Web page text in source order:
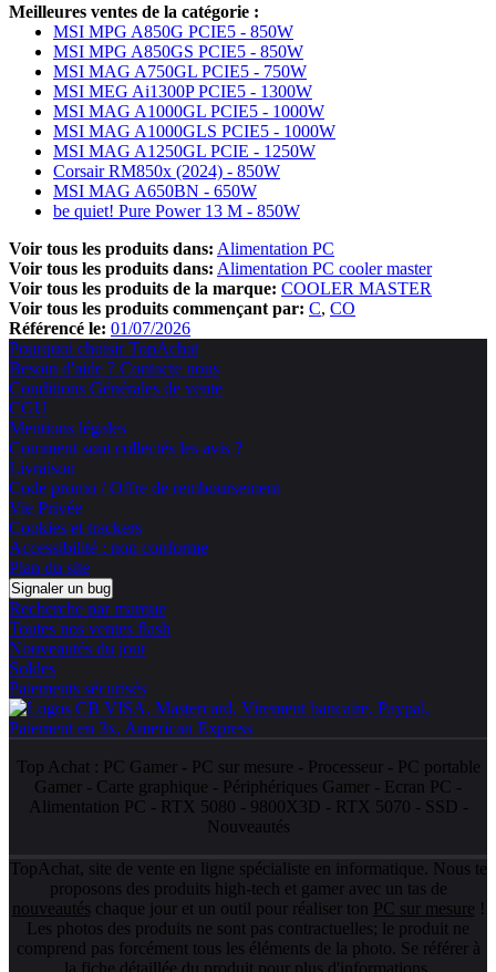
Meilleures ventes de la catégorie :
MSI MPG A850G PCIE5 - 850W
MSI MPG A850GS PCIE5 - 850W
MSI MAG A750GL PCIE5 - 750W
MSI MEG Ai1300P PCIE5 - 1300W
MSI MAG A1000GL PCIE5 - 1000W
MSI MAG A1000GLS PCIE5 - 1000W
MSI MAG A1250GL PCIE - 1250W
Corsair RM850x (2024) - 850W
MSI MAG A650BN - 650W
be quiet! Pure Power 13 M - 850W
Voir tous les produits dans: Alimentation PC
Voir tous les produits dans: Alimentation PC cooler master
Voir tous les produits de la marque: COOLER MASTER
Voir tous les produits commençant par: C CO
Référencé le: 01/07/2026
Pourquoi choisir TopAchat
Besoin d'aide ? Contacte nous
Conditions Générales de vente
CGU
Mentions légales
Comment sont collectés les avis ?
Livraison
Code promo / Offre de remboursement
Vie Privée
Cookies et trackers
Accessibilité : non conforme
Plan du site
Signaler un bug
Recherche par marque
Toutes nos ventes flash
Nouveautés du jour
Soldes
Paiements sécurisés
Top Achat : PC Gamer- PC sur mesure - Processeur- PC portable
Gamer - Carte graphique - Périphériques Gamer - Ecran PC -
Alimentation PC - RTX 5080 - 9800X3D - RTX 5070 - SSD -
Nouveautés
TopAchat, site de vente en ligne spécialiste en informatique. Nous te
proposons des produits high-tech et gamer avec un tas de
nouveautés chaque jour et un outil pour réaliser ton PC sur mesure !
Les photos des produits ne sont pas contractuelles; le produit ne
comprend pas forcément tous les éléments de la photo. Se référer à
la fiche détaillée du produit pour plus d'informations.